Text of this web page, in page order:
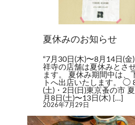
夏休みのお知らせ
“7月30日(木)〜8月14日(金
祥寺の店舗は夏休みとさ
ます。 夏休み期間中は、
トへ出店いたします。 ◯
(土)・2日(日)東京蚤の
月8日(土)〜13日(木) […]
2026年7月29日